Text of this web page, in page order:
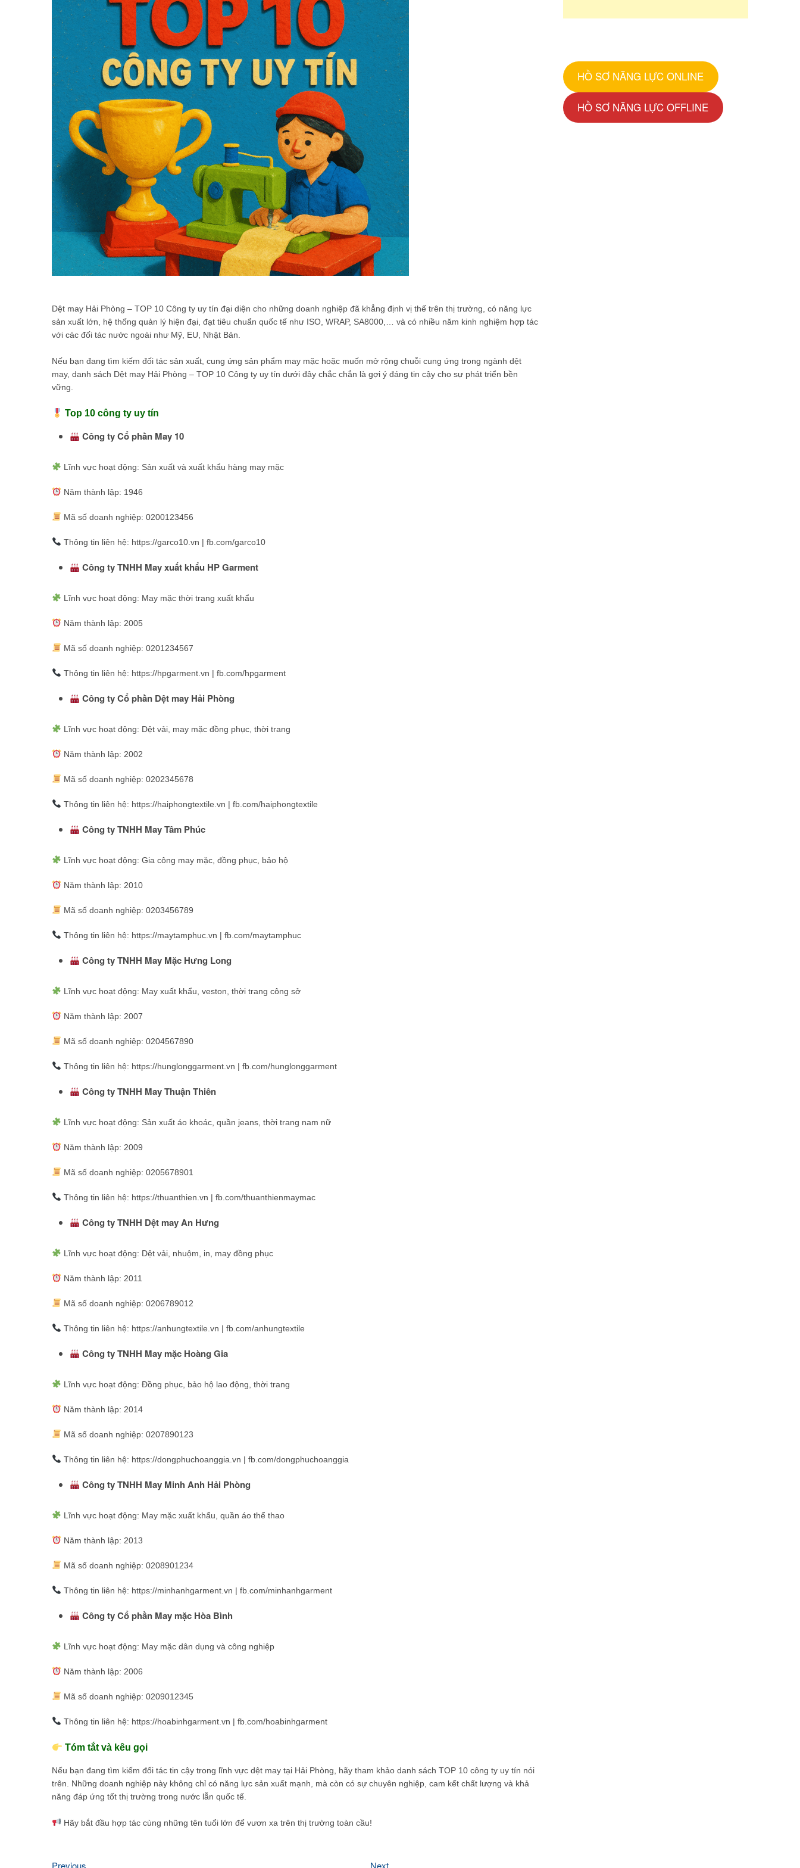
Dệt may Hải Phòng – TOP 10 Công ty uy tín đại diện cho những doanh nghiệp đã khẳng định vị thế trên thị trường, có năng lực
sản xuất lớn, hệ thống quản lý hiện đại, đạt tiêu chuẩn quốc tế như ISO, WRAP, SA8000,… và có nhiều năm kinh nghiệm hợp tác
với các đối tác nước ngoài như Mỹ, EU, Nhật Bản.
Nếu bạn đang tìm kiếm đối tác sản xuất, cung ứng sản phẩm may mặc hoặc muốn mở rộng chuỗi cung ứng trong ngành dệt
may, danh sách Dệt may Hải Phòng – TOP 10 Công ty uy tín dưới đây chắc chắn là gợi ý đáng tin cậy cho sự phát triển bền
vững.
Top 10 công ty uy tín
Công ty Cổ phần May 10
Lĩnh vực hoạt động: Sản xuất và xuất khẩu hàng may mặc
Năm thành lập: 1946
Mã số doanh nghiệp: 0200123456
Thông tin liên hệ: https://garco10.vn | fb.com/garco10
Công ty TNHH May xuất khẩu HP Garment
Lĩnh vực hoạt động: May mặc thời trang xuất khẩu
Năm thành lập: 2005
Mã số doanh nghiệp: 0201234567
Thông tin liên hệ: https://hpgarment.vn | fb.com/hpgarment
Công ty Cổ phần Dệt may Hải Phòng
Lĩnh vực hoạt động: Dệt vải, may mặc đồng phục, thời trang
Năm thành lập: 2002
Mã số doanh nghiệp: 0202345678
Thông tin liên hệ: https://haiphongtextile.vn | fb.com/haiphongtextile
Công ty TNHH May Tâm Phúc
Lĩnh vực hoạt động: Gia công may mặc, đồng phục, bảo hộ
Năm thành lập: 2010
Mã số doanh nghiệp: 0203456789
Thông tin liên hệ: https://maytamphuc.vn | fb.com/maytamphuc
Công ty TNHH May Mặc Hưng Long
Lĩnh vực hoạt động: May xuất khẩu, veston, thời trang công sở
Năm thành lập: 2007
Mã số doanh nghiệp: 0204567890
Thông tin liên hệ: https://hunglonggarment.vn | fb.com/hunglonggarment
Công ty TNHH May Thuận Thiên
Lĩnh vực hoạt động: Sản xuất áo khoác, quần jeans, thời trang nam nữ
Năm thành lập: 2009
Mã số doanh nghiệp: 0205678901
Thông tin liên hệ: https://thuanthien.vn | fb.com/thuanthienmaymac
Công ty TNHH Dệt may An Hưng
Lĩnh vực hoạt động: Dệt vải, nhuộm, in, may đồng phục
Năm thành lập: 2011
Mã số doanh nghiệp: 0206789012
Thông tin liên hệ: https://anhungtextile.vn | fb.com/anhungtextile
Công ty TNHH May mặc Hoàng Gia
Lĩnh vực hoạt động: Đồng phục, bảo hộ lao động, thời trang
Năm thành lập: 2014
Mã số doanh nghiệp: 0207890123
Thông tin liên hệ: https://dongphuchoanggia.vn | fb.com/dongphuchoanggia
Công ty TNHH May Minh Anh Hải Phòng
Lĩnh vực hoạt động: May mặc xuất khẩu, quần áo thể thao
Năm thành lập: 2013
Mã số doanh nghiệp: 0208901234
Thông tin liên hệ: https://minhanhgarment.vn | fb.com/minhanhgarment
Công ty Cổ phần May mặc Hòa Bình
Lĩnh vực hoạt động: May mặc dân dụng và công nghiệp
Năm thành lập: 2006
Mã số doanh nghiệp: 0209012345
Thông tin liên hệ: https://hoabinhgarment.vn | fb.com/hoabinhgarment
Tóm tắt và kêu gọi
Nếu bạn đang tìm kiếm đối tác tin cậy trong lĩnh vực dệt may tại Hải Phòng, hãy tham khảo danh sách TOP 10 công ty uy tín nói
trên. Những doanh nghiệp này không chỉ có năng lực sản xuất mạnh, mà còn có sự chuyên nghiệp, cam kết chất lượng và khả
năng đáp ứng tốt thị trường trong nước lẫn quốc tế.
Hãy bắt đầu hợp tác cùng những tên tuổi lớn để vươn xa trên thị trường toàn cầu!
Điều
Previous NextNext
HỒ SƠ NĂNG LỰC ONLINE
HỒ SƠ NĂNG LỰC OFFLINE